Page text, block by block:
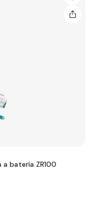
a batería ZR100